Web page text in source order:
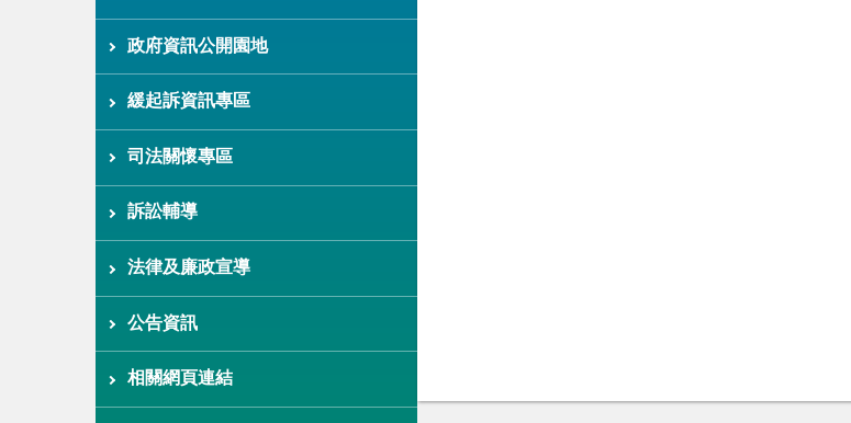
政府資訊公開園地
緩起訴資訊專區
司法關懷專區
訴訟輔導
法律及廉政宣導
公告資訊
相關網頁連結